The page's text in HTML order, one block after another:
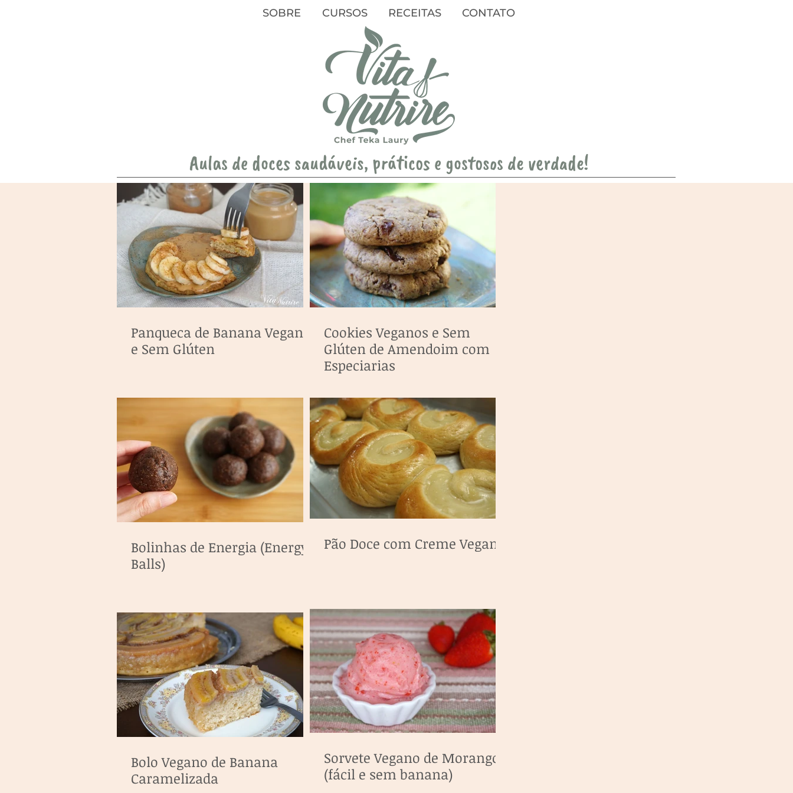
SOBRE CURSOS RECEITAS CONTATO
Aulas de doces saudáveis, práticos e gostosos de verdade!
Panqueca de Banana Vegana
e Sem Glúten
Cookies Veganos e Sem
Glúten de Amendoim com
Especiarias
Bolinhas de Energia (Energy
Balls)
Pão Doce com Creme Vegano
Bolo Vegano de Banana
Caramelizada
Sorvete Vegano de Morango
(fácil e sem banana)